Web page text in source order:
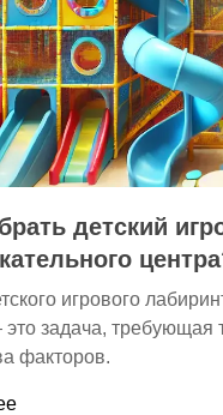
детский
игрового
задача, требующая
факторов.